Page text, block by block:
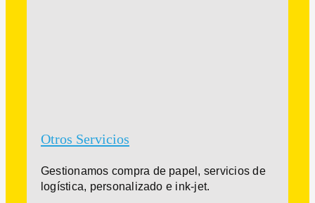
Otros Servicios
Gestionamos compra de papel, servicios de
logística, personalizado e ink-jet.